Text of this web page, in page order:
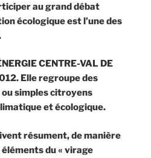
au grand débat
écologique est l’une des
CENTRE-VAL DE
Elle regroupe des
simples citroyens
et écologique.
résument, de manière
du « virage